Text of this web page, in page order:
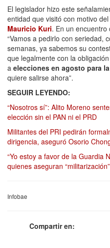
El legislador hizo este
entidad que visitó con motivo
Mauricio Kuri. En un encuentro
“Vamos a pedirlo con seriedad,
semanas, ya sabemos su
que legalmente con la
a elecciones en agosto para
quiere salirse ahora”.
SEGUIR LEYENDO:
“Nosotros sí”: Alito Moreno
elección sin el PAN ni el PRD
Militantes del PRI pedirán
dirigencia, aseguró Osorio
“Yo estoy a favor de la Guardia
quienes aseguran “militarización”
Infobae
Compartir en: